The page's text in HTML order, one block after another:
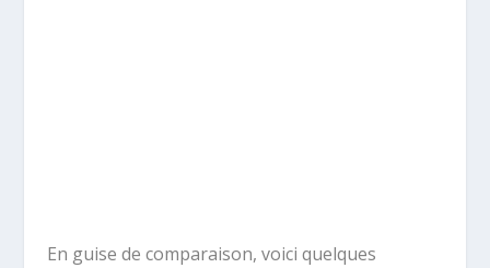
En guise de comparaison, voici quelques